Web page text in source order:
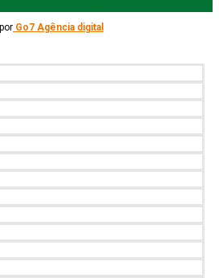
Go7 Agência digital